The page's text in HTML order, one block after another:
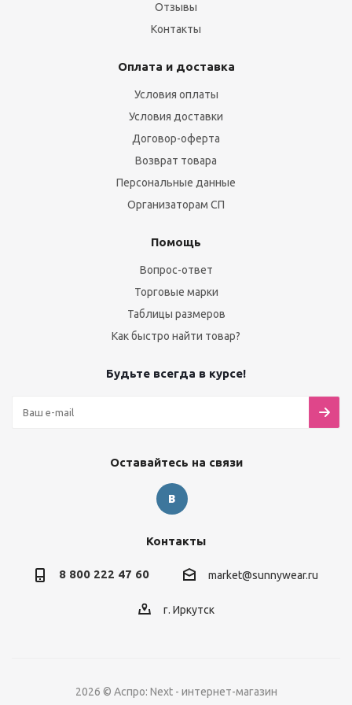
Отзывы
Контакты
Оплата и доставка
Условия оплаты
Условия доставки
Договор-оферта
Возврат товара
Персональные данные
Организаторам СП
Помощь
Вопрос-ответ
Торговые марки
Таблицы размеров
Как быстро найти товар?
Будьте всегда в курсе!
Оставайтесь на связи
Контакты
8 800 222 47 60 market@sunnywear.ru
г. Иркутск
2026 © Аспро: Next - интернет-магазин